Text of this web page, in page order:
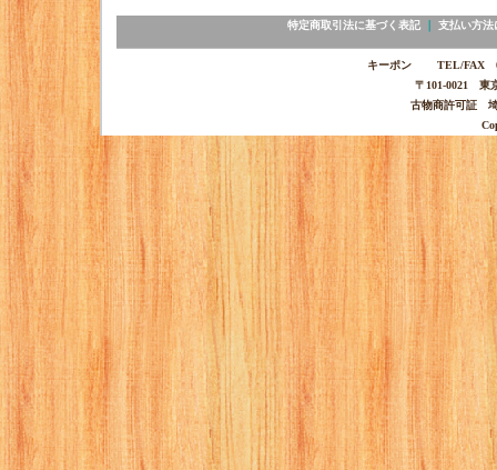
特定商取引法に基づく表記｜ 支払い方法
キーポン TEL/FAX
〒101-0021 東
古物商許可証